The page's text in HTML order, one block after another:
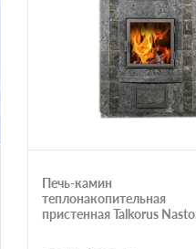
Печь-камин
теплонакопительная
пристенная Talkorus Nasto